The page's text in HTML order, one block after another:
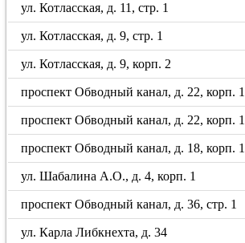
ул. Котласская, д. 11, стр. 1
ул. Котласская, д. 9, стр. 1
ул. Котласская, д. 9, корп. 2
проспект Обводный канал, д. 22, корп.
проспект Обводный канал, д. 22, корп. 1
проспект Обводный канал, д. 18, корп. 1
ул. Шабалина А.О., д. 4, корп. 1
проспект Обводный канал, д. 36, стр. 1
ул. Карла Либкнехта, д. 34